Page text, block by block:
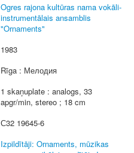
Ogres rajona kultūras nama vokāli-
instrumentālais ansamblis
"Ornaments"
1983
Rīga : Мелодия
1 skaņuplate : analogs, 33
apgr/min, stereo ; 18 cm
С32 19645-6
Izpildītāji: Ornaments, mūzikas